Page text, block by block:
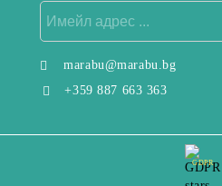
marabu@marabu.bg
+359 887 663 363
GDPR